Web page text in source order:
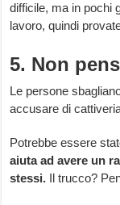
difficile, ma in pochi
lavoro, quindi
5. Non
Le persone
accusare di
Potrebbe essere
aiuta ad avere un
stessi. Il trucco?